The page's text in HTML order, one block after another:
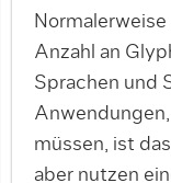
Anzahl an
Sprachen und
müssen, ist
aber nutzen